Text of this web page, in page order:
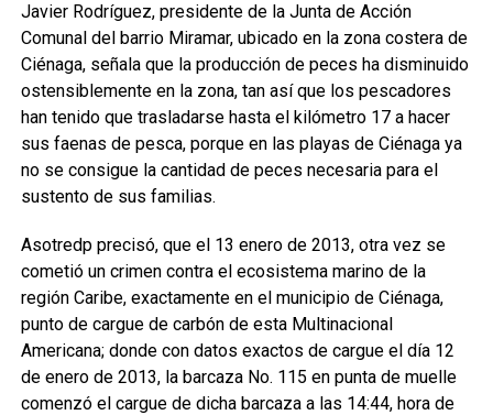
Javier Rodríguez, presidente de la Junta de Acción
Comunal del barrio Miramar, ubicado en la zona costera de
Ciénaga, señala que la producción de peces ha disminuido
ostensiblemente en la zona, tan así que los pescadores
han tenido que trasladarse hasta el kilómetro 17 a hacer
sus faenas de pesca, porque en las playas de Ciénaga ya
no se consigue la cantidad de peces necesaria para el
sustento de sus familias.
Asotredp precisó, que el 13 enero de 2013, otra vez se
cometió un crimen contra el ecosistema marino de la
región Caribe, exactamente en el municipio de Ciénaga,
punto de cargue de carbón de esta Multinacional
Americana; donde con datos exactos de cargue el día 12
de enero de 2013, la barcaza No. 115 en punta de muelle
comenzó el cargue de dicha barcaza a las 14:44, hora de